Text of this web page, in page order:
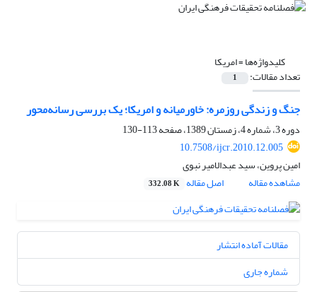
کلیدواژه‌ها =امریکا
تعداد مقالات: 1
جنگ و زندگی روزمره: خاورمیانه و امریکا؛ یک بررسی رسانه‌محور
دوره 3، شماره 4، زمستان 1389، صفحه
113-130
10.7508/ijcr.2010.12.005
امین پروین، سید عبدالامیر نبوی
مشاهده مقاله
اصل مقاله 332.08 K
مقالات آماده انتشار
شماره جاری